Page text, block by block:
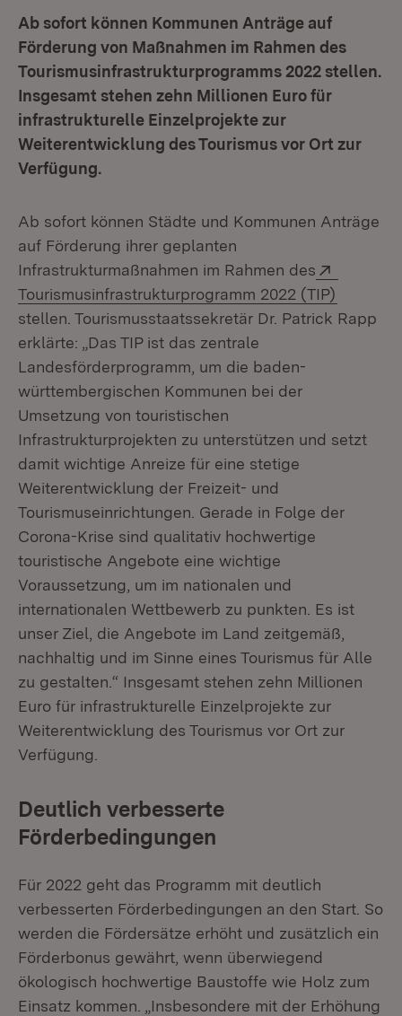
Ab sofort können Kommunen Anträge auf
Förderung von Maßnahmen im Rahmen des
Tourismusinfrastrukturprogramms 2022 stellen.
Insgesamt stehen zehn Millionen Euro für
infrastrukturelle Einzelprojekte zur
Weiterentwicklung des Tourismus vor Ort zur
Verfügung.
Ab sofort können Städte und Kommunen Anträge
auf Förderung ihrer geplanten
Infrastrukturmaßnahmen im Rahmen des
Tourismusinfrastrukturprogramm 2022 (TIP)
stellen. Tourismusstaatssekretär Dr. Patrick Rapp
erklärte: „Das TIP ist das zentrale
Landesförderprogramm, um die baden-
württembergischen Kommunen bei der
Umsetzung von touristischen
Infrastrukturprojekten zu unterstützen und setzt
damit wichtige Anreize für eine stetige
Weiterentwicklung der Freizeit- und
Tourismuseinrichtungen. Gerade in Folge der
Corona-Krise sind qualitativ hochwertige
touristische Angebote eine wichtige
Voraussetzung, um im nationalen und
internationalen Wettbewerb zu punkten. Es ist
unser Ziel, die Angebote im Land zeitgemäß,
nachhaltig und im Sinne eines Tourismus für Alle
zu gestalten.“ Insgesamt stehen zehn Millionen
Euro für infrastrukturelle Einzelprojekte zur
Weiterentwicklung des Tourismus vor Ort zur
Verfügung.
Deutlich verbesserte
Förderbedingungen
Für 2022 geht das Programm mit deutlich
verbesserten Förderbedingungen an den Start. So
werden die Fördersätze erhöht und zusätzlich ein
Förderbonus gewährt, wenn überwiegend
ökologisch hochwertige Baustoffe wie Holz zum
Einsatz kommen. „Insbesondere mit der Erhöhung